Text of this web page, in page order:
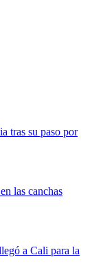
tras su paso por
las canchas
a Cali para la